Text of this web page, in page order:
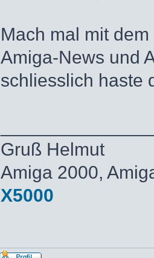
Mach mal mit
Amiga-News und
schliesslich haste
Gruß Helmut
Amiga 2000,
X5000